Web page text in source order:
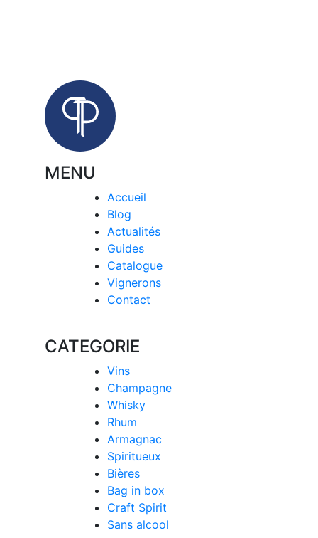
MENU
Accueil
Blog
Actualités
Guides
Catalogue
Vignerons
Contact
CATEGORIE
Vins
Champagne
Whisky
Rhum
Armagnac
Spiritueux
Bières
Bag in box
Craft Spirit
Sans alcool